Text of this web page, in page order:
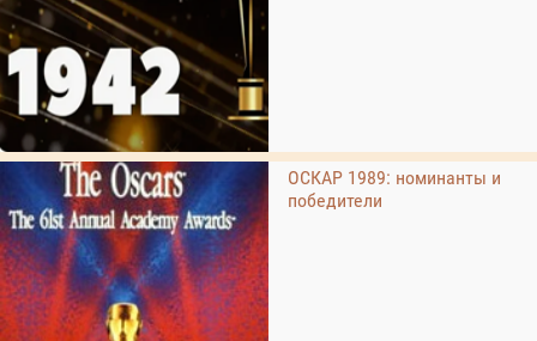
ОСКАР 1989: номинанты и
победители